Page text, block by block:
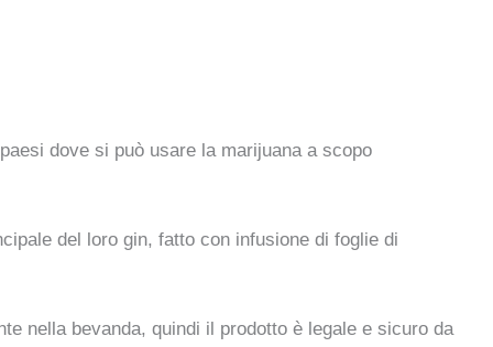
dove si può usare la marijuana a scopo
del loro gin, fatto con infusione di foglie di
nella bevanda, quindi il prodotto è legale e sicuro da